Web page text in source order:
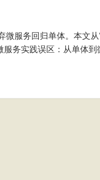
服务回归单体。本文从
务实践误区：从单体到